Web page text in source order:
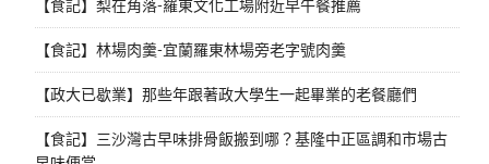
【食記】梨在角落-羅東文化工場附近早午餐推薦
【食記】林場肉羹-宜蘭羅東林場旁老字號肉羹
【政大已歇業】那些年跟著政大學生一起畢業的老餐廳們
【食記】三沙灣古早味排骨飯搬到哪？基隆中正區調和市場古